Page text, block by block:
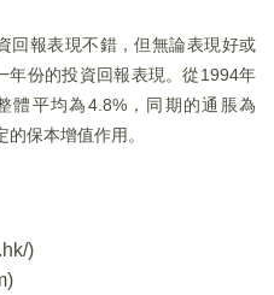
回報表現不錯，但無論表現好或
年份的投資回報表現。從1994年
體平均為4.8%，同期的通脹為
保本增值作用。
)
)